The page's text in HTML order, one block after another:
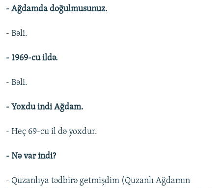
- Ağdamda doğulmusunuz.
- Bəli.
- 1969-cu ildə.
- Bəli.
- Yoxdu indi Ağdam.
- Heç 69-cu il də yoxdur.
- Nə var indi?
- Quzanlıya tədbirə getmişdim (Quzanlı Ağdamın